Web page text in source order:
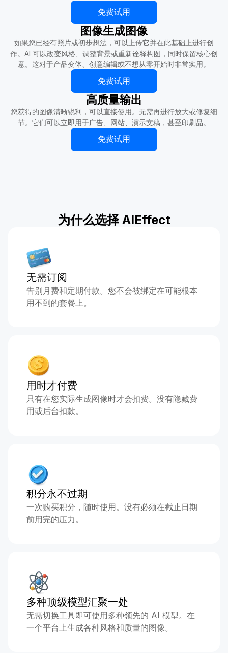
免费试用
图像生成图像
如果您已经有照片或初步想法，可以上传它并在此基础上进行创
作。AI 可以改变风格、调整背景或重新诠释构图，同时保留核心创
意。这对于产品变体、创意编辑或不想从零开始时非常实用。
免费试用
高质量输出
您获得的图像清晰锐利，可以直接使用。无需再进行放大或修复细
节。它们可以立即用于广告、网站、演示文稿，甚至印刷品。
免费试用
为什么选择 AIEffect
无需订阅
告别月费和定期付款。您不会被绑定在可能根本
用不到的套餐上。
用时才付费
只有在您实际生成图像时才会扣费。没有隐藏费
用或后台扣款。
积分永不过期
一次购买积分，随时使用。没有必须在截止日期
前用完的压力。
多种顶级模型汇聚一处
无需切换工具即可使用多种领先的 AI 模型。在
一个平台上生成各种风格和质量的图像。